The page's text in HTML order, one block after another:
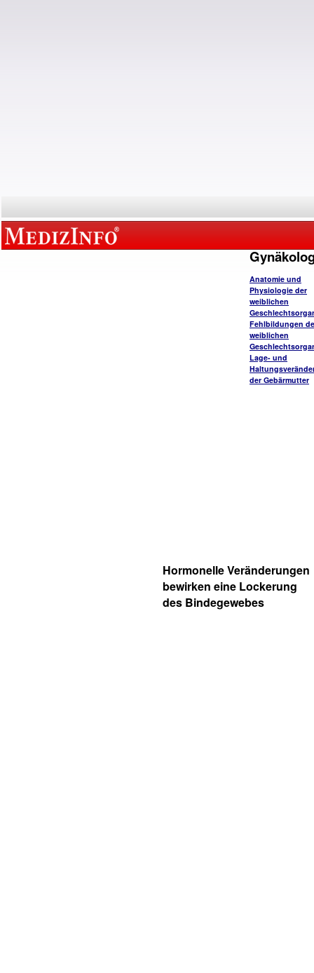
Anatomie und
Physiologie der
weiblichen
Fehlbildungen
weiblichen
Lage- und
der Gebärmutter
Hormonelle Veränderungen
bewirken eine Lockerung
des Bindegewebes